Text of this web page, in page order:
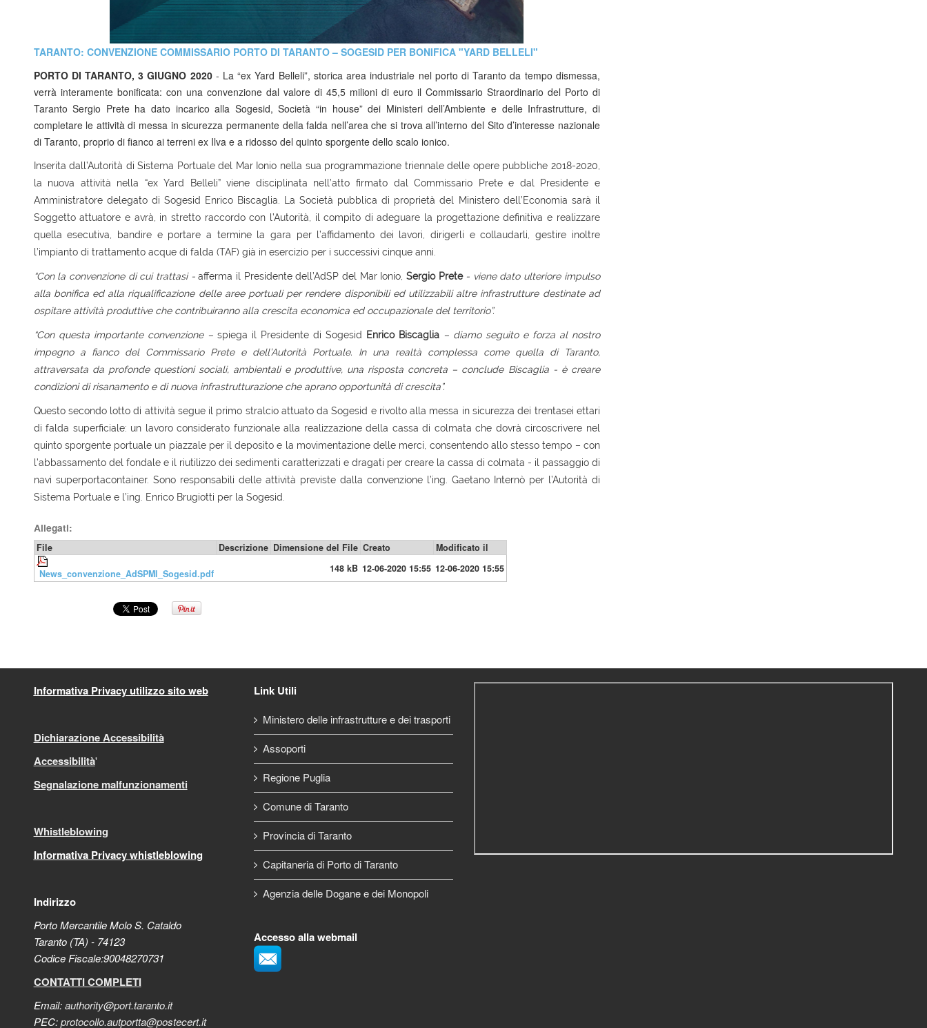
TARANTO: CONVENZIONE COMMISSARIO PORTO DI TARANTO – SOGESID PER BONIFICA "YARD BELLELI"
PORTO DI TARANTO, 3 GIUGNO 2020- La “ex Yard Belleli”, storica area industriale nel porto di Taranto da tempo dismessa,
verrà interamente bonificata: con una convenzione dal valore di 45,5 milioni di euro il Commissario Straordinario del Porto di
Taranto Sergio Prete ha dato incarico alla Sogesid, Società “in house” dei Ministeri dell’Ambiente e delle Infrastrutture, di
completare le attività di messa in sicurezza permanente della falda nell’area che si trova all’interno del Sito d’interesse nazionale
di Taranto, proprio di fianco ai terreni ex Ilva e a ridosso del quinto sporgente dello scalo ionico.
Inserita dall’Autorità di Sistema Portuale del Mar Ionio nella sua programmazione triennale delle opere pubbliche 2018-2020,
la nuova attività nella “ex Yard Belleli” viene disciplinata nell’atto firmato dal Commissario Prete e dal Presidente e
Amministratore delegato di Sogesid Enrico Biscaglia. La Società pubblica di proprietà del Ministero dell’Economia sarà il
Soggetto attuatore e avrà, in stretto raccordo con l’Autorità, il compito di adeguare la progettazione definitiva e realizzare
quella esecutiva, bandire e portare a termine la gara per l’affidamento dei lavori, dirigerli e collaudarli, gestire inoltre
l’impianto di trattamento acque di falda (TAF) già in esercizio per i successivi cinque anni.
“Con la convenzione di cui trattasi -afferma il Presidente dell’AdSP del Mar Ionio, Sergio Prete- viene dato ulteriore impulso
alla bonifica ed alla riqualificazione delle aree portuali per rendere disponibili ed utilizzabili altre infrastrutture destinate ad
ospitare attività produttive che contribuiranno alla crescita economica ed occupazionale del territorio”.
“Con questa importante convenzione – spiega il Presidente di Sogesid Enrico Biscaglia– diamo seguito e forza al nostro
impegno a fianco del Commissario Prete e dell’Autorità Portuale. In una realtà complessa come quella di Taranto,
attraversata da profonde questioni sociali, ambientali e produttive, una risposta concreta – conclude Biscaglia - è creare
condizioni di risanamento e di nuova infrastrutturazione che aprano opportunità di crescita”.
Questo secondo lotto di attività segue il primo stralcio attuato da Sogesid e rivolto alla messa in sicurezza dei trentasei ettari
di falda superficiale: un lavoro considerato funzionale alla realizzazione della cassa di colmata che dovrà circoscrivere nel
quinto sporgente portuale un piazzale per il deposito e la movimentazione delle merci, consentendo allo stesso tempo – con
l’abbassamento del fondale e il riutilizzo dei sedimenti caratterizzati e dragati per creare la cassa di colmata - il passaggio di
navi superportacontainer. Sono responsabili delle attività previste dalla convenzione l’ing. Gaetano Internò per l’Autorità di
Sistema Portuale e l’ing. Enrico Brugiotti per la Sogesid.
Allegati:
File Descrizione Dimensione del File Creato Modificato il
News_convenzione_AdSPMI_Sogesid.pdf 148 kB 12-06-2020 15:55 12-06-2020 15:55
Informativa Privacy utilizzo sito web
Dichiarazione Accessibilità
Accessibilità'
Segnalazione malfunzionamenti
Whistleblowing
Informativa Privacy whistleblowing
Indirizzo
Porto Mercantile Molo S. Cataldo
Taranto (TA) - 74123
Codice Fiscale:90048270731
CONTATTI COMPLETI
Email:authority@port.taranto.it
PEC:protocollo.autportta@postecert.it
Link Utili
Ministero delle infrastrutture e dei trasporti
Assoporti
Regione Puglia
Comune di Taranto
Provincia di Taranto
Capitaneria di Porto di Taranto
Agenzia delle Dogane e dei Monopoli
Accesso alla webmail